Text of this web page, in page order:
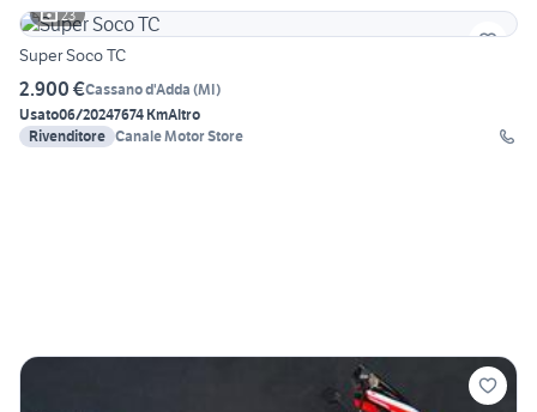
23
Super Soco TC
2.900 €Cassano d'Adda (MI)
Usato06/20247674 KmAltro
Rivenditore Canale Motor Store